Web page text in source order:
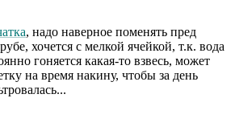
, надо наверное поменять пред
хочется с мелкой ячейкой, т.к. вода
гоняется какая-то взвесь, может
на время накину, чтобы за день